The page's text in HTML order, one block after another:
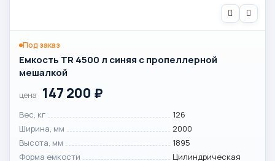
Под заказ
Емкость TR 4500 л синяя с пропеллерной
мешалкой
цена 147 200 ₽
Вес, кг
126
Ширина, мм
2000
Высота, мм
1895
Форма емкости
Цилиндрическая